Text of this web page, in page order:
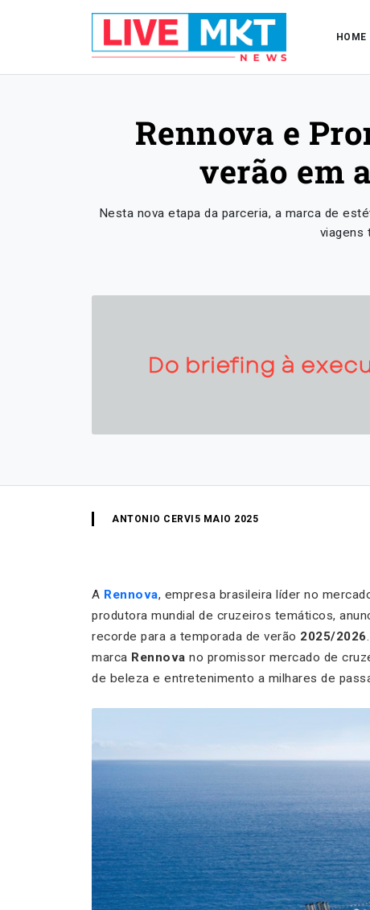
HOME
Rennova e
verão em
Nesta nova etapa da parceria, a marca de
viagens
ANTONIO CERVI 5 MAIO 2025
A Rennova, empresa brasileira líder no
produtora mundial de cruzeiros temáticos,
recorde para a temporada de verão 2025/2026
marca Rennova no promissor mercado de
de beleza e entretenimento a milhares de